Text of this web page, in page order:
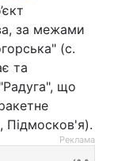
за межами
(с.
та
що
Підмосков'я).
Реклама